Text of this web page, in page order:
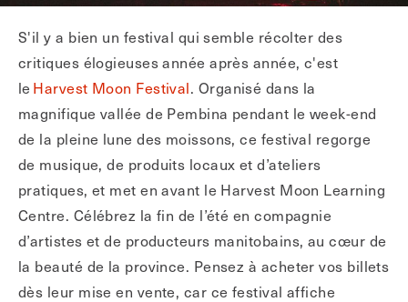
S'il y a bien un festival qui semble récolter des
critiques élogieuses année après année, c'est
le Harvest Moon Festival. Organisé dans la
magnifique vallée de Pembina pendant le week-end
de la pleine lune des moissons, ce festival regorge
de musique, de produits locaux et d’ateliers
pratiques, et met en avant le Harvest Moon Learning
Centre. Célébrez la fin de l’été en compagnie
d’artistes et de producteurs manitobains, au cœur de
la beauté de la province. Pensez à acheter vos billets
dès leur mise en vente, car ce festival affiche